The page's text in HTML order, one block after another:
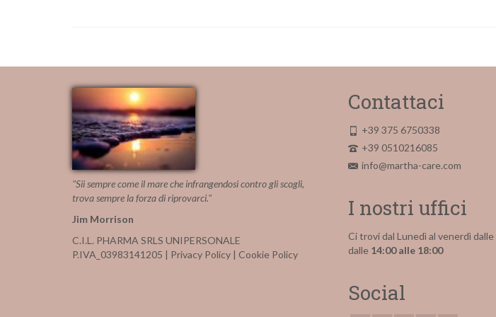
"Sii sempre come il mare che infrangendosi contro gli scogli,
trova sempre la forza di riprovarci."
Jim Morrison
C.I.L. PHARMA SRLS UNIPERSONALE
P.IVA_03983141205 | Privacy Policy | Cookie Policy
Contattaci
+39 375 6750338
+39 0510216085
info@martha-care.com
I nostri uffici
Ci trovi dal Lunedì al venerdì dalle
dalle 14:00 alle 18:00
Social